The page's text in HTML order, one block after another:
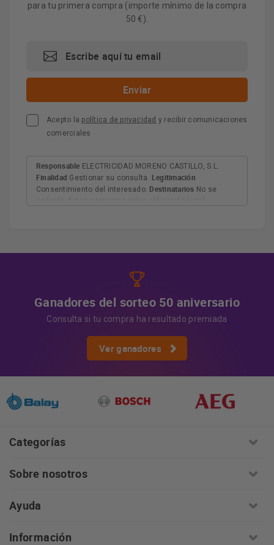
para tu primera compra (importe mínimo de la compra
50 €).
Acepto la política de privacidad y recibir comunicaciones
comerciales
Responsable ELECTRICIDAD MORENO CASTILLO, S.L.
Finalidad Gestionar su consulta. Legitimación
Consentimiento del interesado. Destinatarios No se
Ganadores del sorteo 50 aniversario
Consulta si tu compra ha resultado premiada
Ver ganadores
Categorías
Sobre nosotros
Ayuda
Información